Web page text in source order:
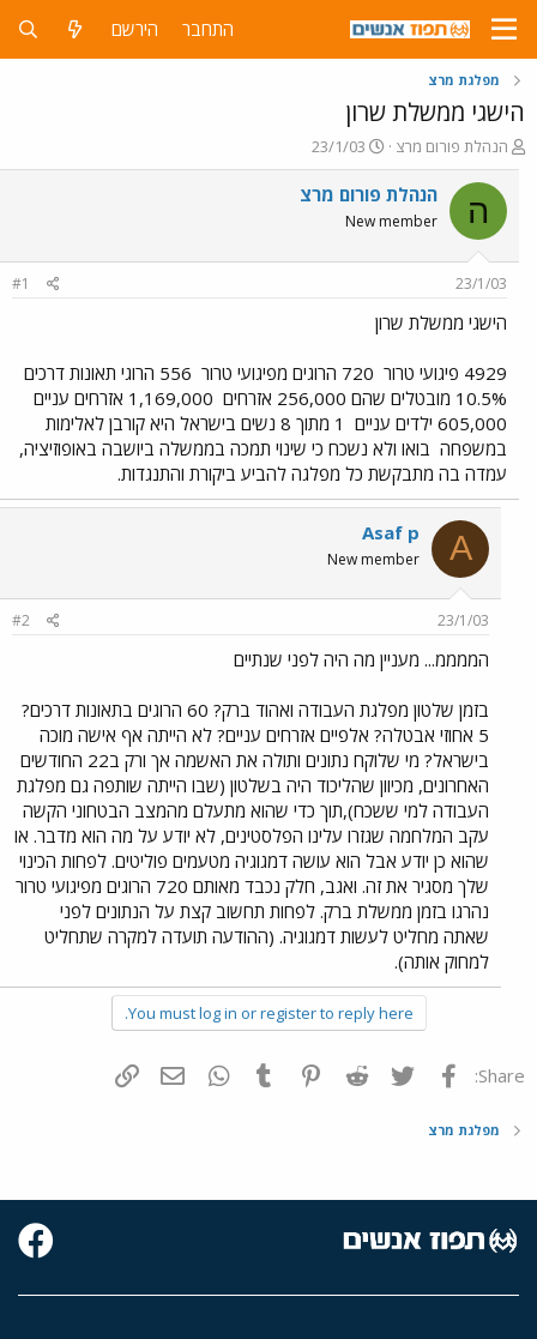
התחבר הירשם
מפלגת מרצ
הישגי ממשלת שרון
פ
ו
ת
ח
ה
ש
א
הנהלת פורום מרצ
פ
ו
ר
ם
23/1/03
ה הנהלת פורום מרצ
New member
23/1/03
#1
הישגי ממשלת שרון
4929 פיגועי טרור
10.5% מובטלים שהם 256,000 אזרחים
605,000 ילדים עניים
1 מתוך 8 נשים בישראל היא קורבן לאלימות
במשפחה בואו ולא נשכח כי שינוי תמכה בממשלה ביושבה באופוזיציה,
עמדה בה מתבקשת כל מפלגה להביע ביקורת והתנגדות.
A
Asaf p
New member
23/1/03
#2
הממממ... מעניין מה היה לפני שנתיים
בזמן שלטון מפלגת העבודה ואהוד ברק? 60 הרוגים בתאונות דרכים?
5 אחוזי אבטלה? אלפיים אזרחים עניים? לא הייתה אף אישה מוכה
בישראל? מי שלוקח נתונים ותולה את האשמה אך ורק ב22 החודשים
האחרונים, מכיוון שהליכוד היה בשלטון (שבו הייתה שותפה גם מפלגת
העבודה למי ששכח),תוך כדי שהוא מתעלם מהמצב הבטחוני הקשה
עקב המלחמה שגזרו עלינו הפלסטינים, לא יודע על מה הוא מדבר. או
שהוא כן יודע אבל הוא עושה דמגוגיה מטעמים פוליטים. לפחות הכינוי
שלך מסגיר את זה. ואגב, חלק נכבד מאותם 720 הרוגים מפיגועי טרור
נהרגו בזמן ממשלת ברק. לפחות תחשוב קצת על הנתונים לפני
שאתה מחליט לעשות דמגוגיה. (ההודעה תועדה למקרה שתחליט
למחוק אותה).
You must log in or register to reply here.
Share: פייסבוק Twitter
Reddit
Pinterest
Tumblr
WhatsAppדואר אלקטרוני
מפלגת מרצ